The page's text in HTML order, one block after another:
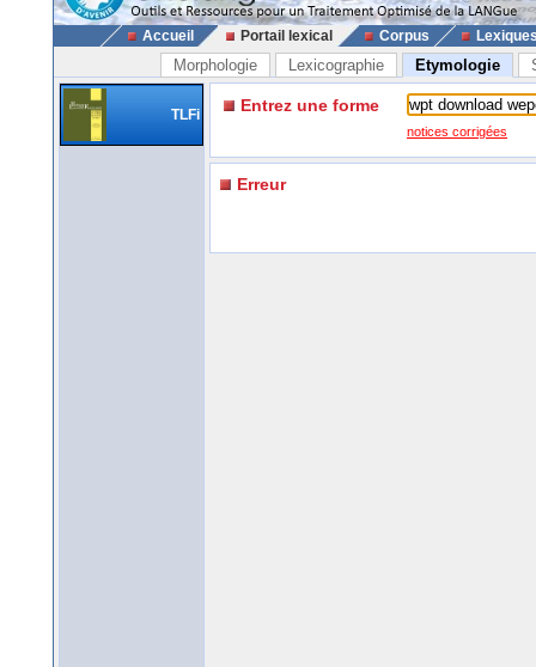
Accueil Portail lexical Corpus
Morphologie Lexicographie Etymologie
TLFi Entrez une forme
notices corrigées
Erreur